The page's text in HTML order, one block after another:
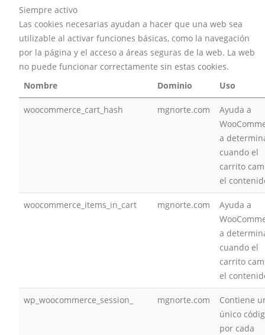
Siempre activo
Las cookies necesarias ayudan a hacer que una web sea
utilizable al activar funciones básicas, como la navegación
por la página y el acceso a áreas seguras de la web. La web
no puede funcionar correctamente sin estas cookies.
Nombre
Dominio Uso
woocommerce_cart_hash mgnorte.com
Ayuda a
a
cuando el
carrito
el
woocommerce_items_in_cart mgnorte.com
Ayuda a
a
cuando el
carrito
el
wp_woocommerce_session_ mgnorte.com
Contiene
único
por cada